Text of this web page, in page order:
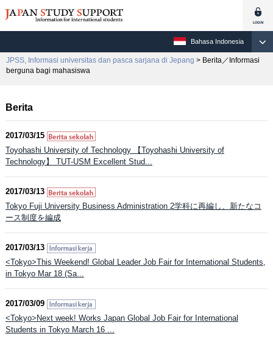
Bahasa Indonesia
JPSS, Informasi universitas dan pasca sarjana di Jepang > Berita／Informasi
berguna bagi mahasiswa
Berita
2017/03/15
Toyohashi University of Technology 【Toyohashi University of
Technology】 TUT-USM Excellent Stud...
2017/03/13
Tokyo Fuji University Business Administration 2学科に再編し、新たなコ
ース制度を編成
2017/03/13
<Tokyo>This Weekend! Global Leader Job Fair for International Students,
in Tokyo Mar 18 (Sa...
2017/03/09
<Tokyo>Next week! Works Japan Global Job Fair for International
Students in Tokyo March 16 ...